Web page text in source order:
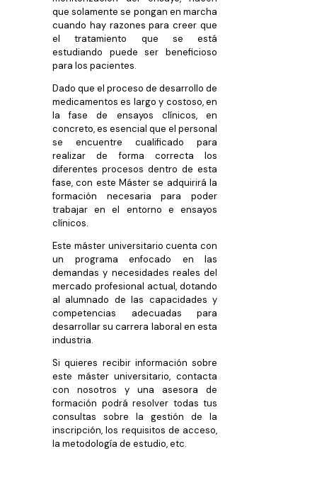
que solamente se pongan en marcha
cuando hay razones para creer que
el tratamiento que se está
estudiando puede ser beneficioso
para los pacientes.
Dado que el proceso de desarrollo de
medicamentos es largo y costoso, en
la fase de ensayos clínicos, en
concreto, es esencial que el personal
se encuentre cualificado para
realizar de forma correcta los
diferentes procesos dentro de esta
fase, con este Máster se adquirirá la
formación necesaria para poder
trabajar en el entorno e ensayos
clínicos.
Este máster universitario cuenta con
un programa enfocado en las
demandas y necesidades reales del
mercado profesional actual, dotando
al alumnado de las capacidades y
competencias adecuadas para
desarrollar su carrera laboral en esta
industria.
Si quieres recibir información sobre
este máster universitario, contacta
con nosotros y una asesora de
formación podrá resolver todas tus
consultas sobre la gestión de la
inscripción, los requisitos de acceso,
la metodología de estudio, etc.